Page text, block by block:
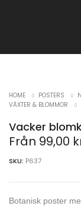
HOME POSTERS
VÄXTER & BLOMMOR
Vacker
Från 99,00
SKU: P637
Botanisk poster